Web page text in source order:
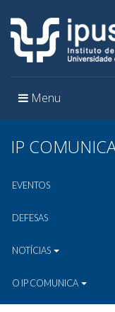
Toggle
Menu
IP
EVENTOS
DEFESAS
NOTÍCIAS
O IP COMUNICA